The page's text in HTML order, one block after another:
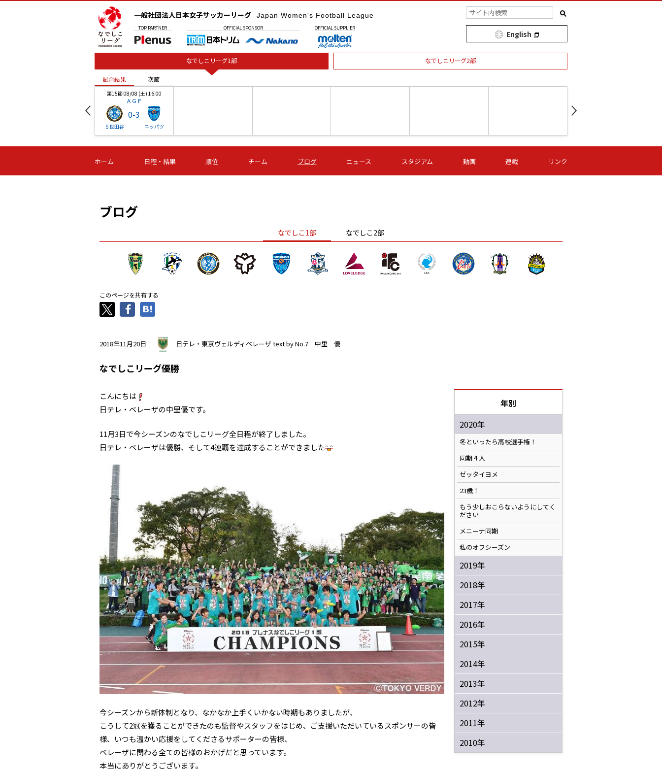
一般社団法人日本女子サッカーリーグ Japan Women's Football League
TOP PARTNER OFFICIAL SPONSOR OFFICIAL SUPPLIER
English
なでしこリーグ1部 なでしこリーグ2部
試合結果 次節
第15節 08/08 (土) 16:00
ＡＧＦ
Ｓ世田谷
0-3
ニッパツ
-
第16節 09/05 (土) 15:00
ニッパツ
-
第16節 09/05 (土) 15:00
石人の星
-
第16節 09/05 (土) 16:00
ＡＧＦ
-
いちご
-
第16節 09/06 (日) 15:00
-
第16節 09/06 (日) 15:00
- -
試合結果 次節
ホーム 日程・結果 順位 チーム ブログ ニュース スタジアム 動画 連載 リンク
ブログ
なでしこ1部 なでしこ2部
このページを共有する
2018年11月20日 日テレ・東京ヴェルディベレーザtext by No.7 中里 優
なでしこリーグ優勝
こんにちは
日テレ・ベレーザの中里優です。
11月3日で今シーズンのなでしこリーグ全日程が終了しました。
日テレ・ベレーザは優勝、そして4連覇を達成することができました
今シーズンから新体制となり、なかなか上手くいかない時期もありましたが、
こうして2冠を獲ることができたのも監督やスタッフをはじめ、ご支援いただいているスポンサーの皆
様、いつも温かい応援をしてくださるサポーターの皆様、
ベレーザに関わる全ての皆様のおかげだと思っています。
本当にありがとうございます。
年別
2020年
冬といったら高校選手権！
同期４人
ゼッタイヨメ
23歳！
もう少しおこらないようにしてく
ださい
メニーナ同期
私のオフシーズン
2019年
2018年
2017年
2016年
2015年
2014年
2013年
2012年
2011年
2010年